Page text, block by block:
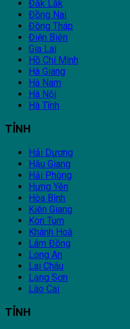
Đắk Lắk
Đồng Nai
Đồng Tháp
Điện Biên
Gia Lai
Hồ Chí Minh
Hà Giang
Hà Nam
Hà Nội
Hà Tĩnh
TỈNH
Hải Dương
Hậu Giang
Hải Phòng
Hưng Yên
Hòa Bình
Kiên Giang
Kon Tum
Khánh Hoà
Lâm Đồng
Long An
Lai Châu
Lạng Sơn
Lào Cai
TỈNH